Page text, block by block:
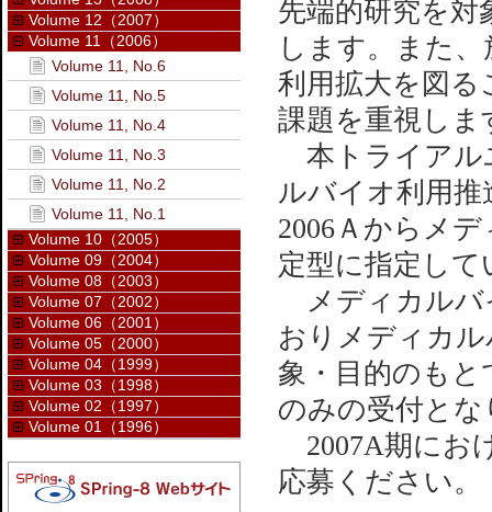
先端的研究を対
します。また
利用拡大を図る
課題を重視しま
本トライアル
ルバイオ利用
2006Ａからメ
定型に指定して
メディカルバ
おりメディカ
象・目的のもと
のみの受付とな
2007A期にお
応募ください。
Volume 12（2007）
Volume 11（2006）
Volume 11, No.6
Volume 11, No.5
Volume 11, No.4
Volume 11, No.3
Volume 11, No.2
Volume 11, No.1
Volume 10（2005）
Volume 09（2004）
Volume 08（2003）
Volume 07（2002）
Volume 06（2001）
Volume 05（2000）
Volume 04（1999）
Volume 03（1998）
Volume 02（1997）
Volume 01（1996）